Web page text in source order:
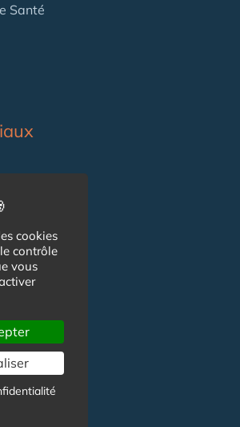
Santé
cookies
contrôle
vous